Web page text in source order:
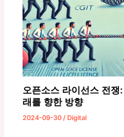
오픈소스 라이선스 전쟁
래를 향한 방향
2024-09-30 / Digital